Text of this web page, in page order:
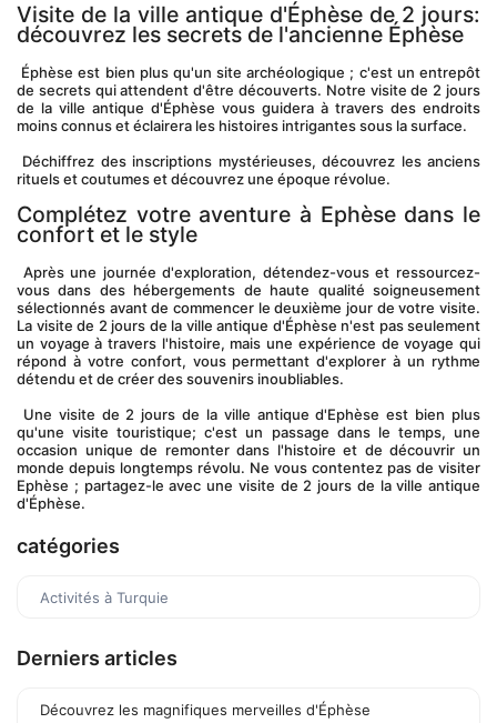
Visite de la ville antique d'Éphèse de 2 jours:
découvrez les secrets de l'ancienne Éphèse
de secrets qui attendent d'être découverts. Notre visite de 2 jours
de la ville antique d'Éphèse vous guidera à travers des endroits
moins connus et éclairera les histoires intrigantes sous la surface.
rituels et coutumes et découvrez une époque révolue.
Complétez votre aventure à Ephèse dans le
confort et le style
vous dans des hébergements de haute qualité soigneusement
sélectionnés avant de commencer le deuxième jour de votre visite.
La visite de 2 jours de la ville antique d'Éphèse n'est pas seulement
un voyage à travers l'histoire, mais une expérience de voyage qui
répond à votre confort, vous permettant d'explorer à un rythme
détendu et de créer des souvenirs inoubliables.
qu'une visite touristique; c'est un passage dans le temps, une
occasion unique de remonter dans l'histoire et de découvrir un
monde depuis longtemps révolu. Ne vous contentez pas de visiter
Ephèse ; partagez-le avec une visite de 2 jours de la ville antique
d'Éphèse.
catégories
Activités à Turquie
Derniers articles
Découvrez les magnifiques merveilles d'Éphèse